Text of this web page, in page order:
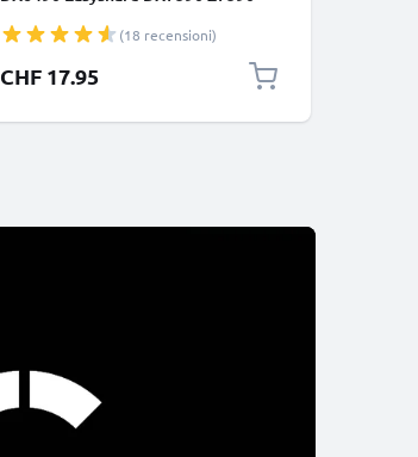
1180mAh , marca CELLONIC, ricambi
di lunga durata per macchine
fotografiche e videocamere
(18 recensioni)
CHF 17.95